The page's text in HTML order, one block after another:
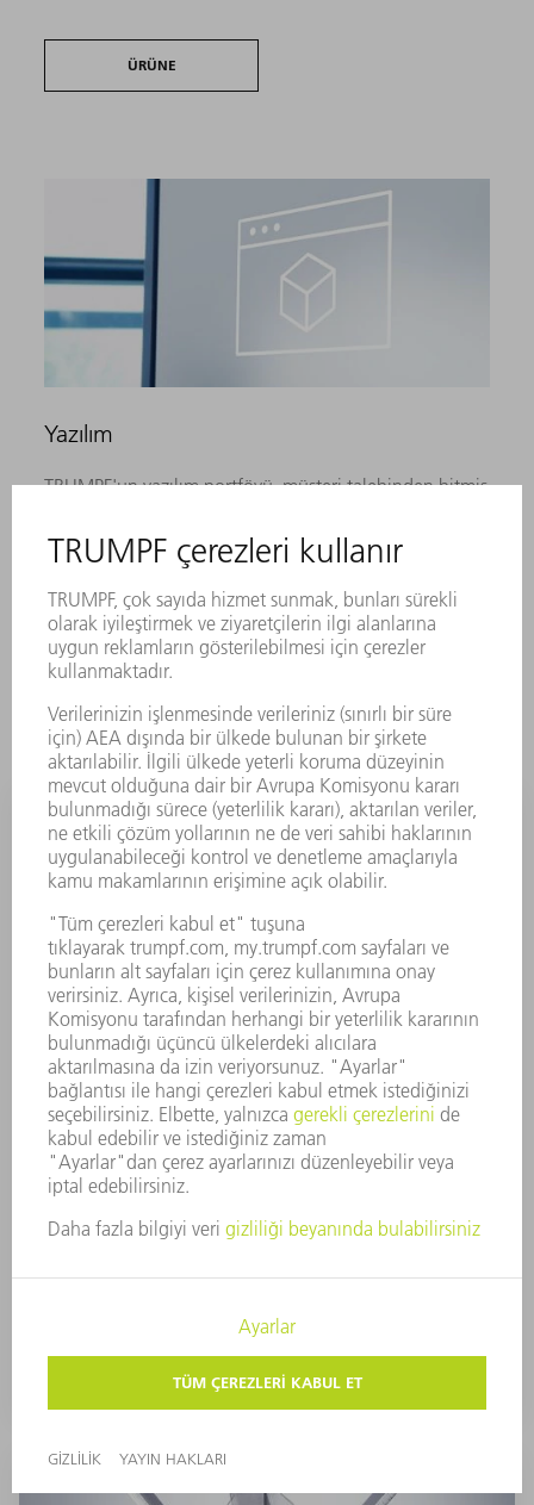
ÜRÜNE
Yazılım
TRUMPF'un yazılım portföyü, müşteri talebinden bitmiş
optimize eder. TRUMPF, yazılımları makine ve hizmetler
ile bir araya getirerek akıllı fabrikanız için Endüstri 4.0
çözümlerine dönüştürür.
ÜRÜNE
Standart takımlar
Ürün yelpazesinden istediğiniz şekilde seçebilmeniz
sunulmuştur. Takımları grup olarak veya tek başlarına